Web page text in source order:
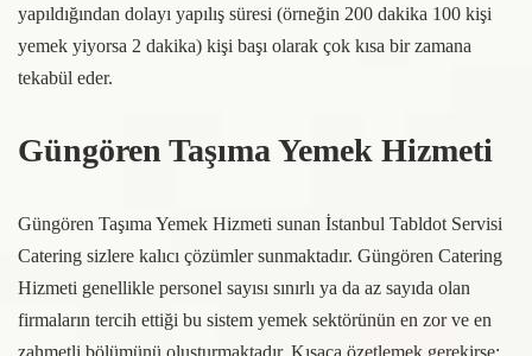
yapıldığından dolayı yapılış süresi (örneğin 200 dakika 100 kişi
yemek yiyorsa 2 dakika) kişi başı olarak çok kısa bir zamana
tekabül eder.
Güngören Taşıma Yemek Hizmeti
Güngören Taşıma Yemek Hizmeti sunan İstanbul Tabldot Servisi
Catering sizlere kalıcı çözümler sunmaktadır. Güngören Catering
Hizmeti genellikle personel sayısı sınırlı ya da az sayıda olan
firmaların tercih ettiği bu sistem yemek sektörünün en zor ve en
zahmetli bölümünü oluşturmaktadır. Kısaca özetlemek gerekirse;